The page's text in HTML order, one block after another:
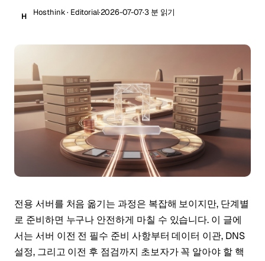
H Hosthink · Editorial·2026-07-07·3 분 읽기
전용 서버를 처음 옮기는 과정은 복잡해 보이지만, 단계별
로 준비하면 누구나 안전하게 마칠 수 있습니다. 이 글에
서는 서버 이전 전 필수 준비 사항부터 데이터 이관, DNS
설정, 그리고 이전 후 점검까지 초보자가 꼭 알아야 할 핵